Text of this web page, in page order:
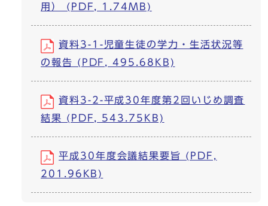
用） (PDF, 1.74MB)
資料3-1-児童生徒の学力・生活状況等
の報告 (PDF, 495.68KB)
資料3-2-平成30年度第2回いじめ調査
結果 (PDF, 543.75KB)
平成30年度会議結果要旨 (PDF,
201.96KB)